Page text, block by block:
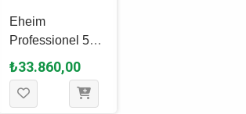
Eheim
Professionel 5e
350 - 2274
Akvaryum Dış
Filtre
₺33.860,00